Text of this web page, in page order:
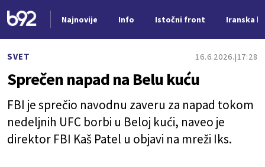
Najnovije Info Istočni front Iranska
SVET 16.6.2026. 17:28
Sprečen napad na Belu kuću
FBI je sprečio navodnu zaveru za napad tokom
nedeljnih UFC borbi u Beloj kući, naveo je
direktor FBI Kaš Patel u objavi na mreži Iks.